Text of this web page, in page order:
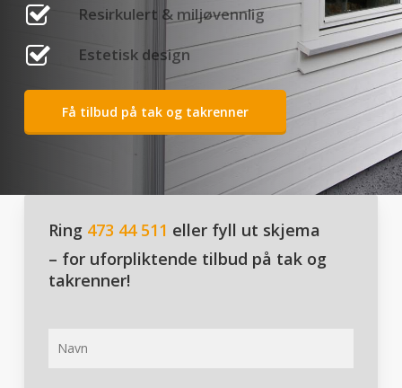
Resirkulert & miljøvennlig
Estetisk design
Få tilbud på tak og takrenner
Ring 473 44 511 eller fyll ut skjema
– for uforpliktende tilbud på tak og
takrenner!